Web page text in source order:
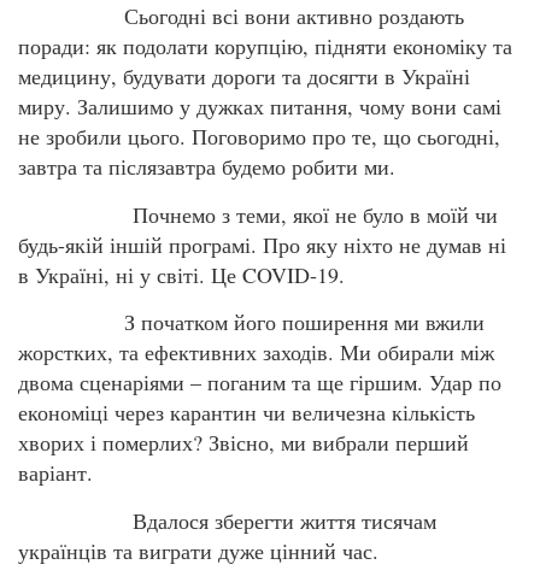
Сьогодні всі вони активно роздають
поради: як подолати корупцію, підняти економіку та
медицину, будувати дороги та досягти в Україні
миру. Залишимо у дужках питання, чому вони самі
не зробили цього. Поговоримо про те, що сьогодні,
завтра та післязавтра будемо робити ми.
Почнемо з теми, якої не було в моїй чи
будь-якій іншій програмі. Про яку ніхто не думав ні
в Україні, ні у світі. Це COVID-19.
З початком його поширення ми вжили
жорстких, та ефективних заходів. Ми обирали між
двома сценаріями – поганим та ще гіршим. Удар по
економіці через карантин чи величезна кількість
хворих і померлих? Звісно, ми вибрали перший
варіант.
Вдалося зберегти життя тисячам
українців та виграти дуже цінний час.